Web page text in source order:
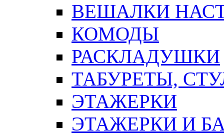
ВЕШАЛКИ
КОМОДЫ
РАСКЛАДУШКИ
ТАБУРЕТЫ,
ЭТАЖЕРКИ
ЭТАЖЕРКИ И